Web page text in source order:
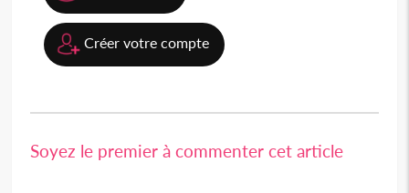
Créer votre compte
Soyez le premier à commenter cet article